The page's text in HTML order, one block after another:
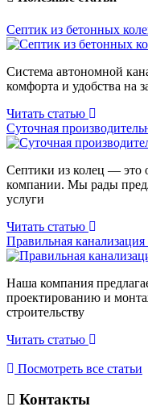
Септик из бетонных
Система автономной
комфорта и удобства на
Читать статью
Суточная
Септики из колец — это
компании. Мы рады
услуги
Читать статью
Правильная канализация
Наша компания
проектированию и
строительству
Читать статью
Посмотреть все статьи
Контакты